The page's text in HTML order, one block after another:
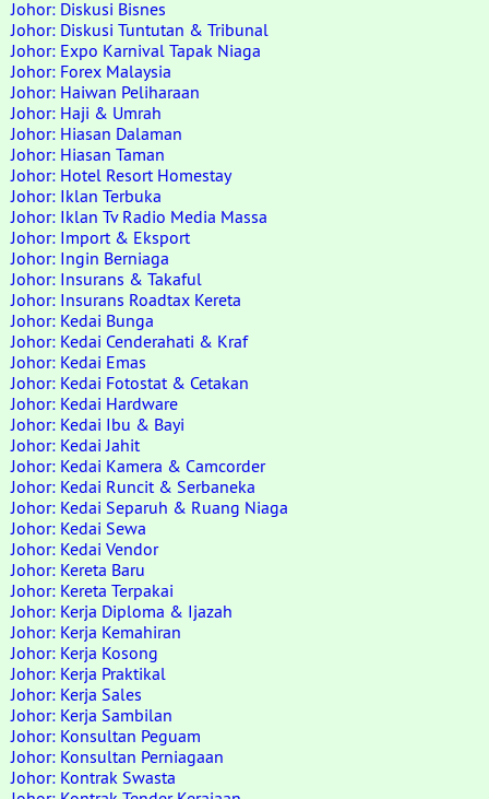
Johor: Diskusi Bisnes
Johor: Diskusi Tuntutan & Tribunal
Johor: Expo Karnival Tapak Niaga
Johor: Forex Malaysia
Johor: Haiwan Peliharaan
Johor: Haji & Umrah
Johor: Hiasan Dalaman
Johor: Hiasan Taman
Johor: Hotel Resort Homestay
Johor: Iklan Terbuka
Johor: Iklan Tv Radio Media Massa
Johor: Import & Eksport
Johor: Ingin Berniaga
Johor: Insurans & Takaful
Johor: Insurans Roadtax Kereta
Johor: Kedai Bunga
Johor: Kedai Cenderahati & Kraf
Johor: Kedai Emas
Johor: Kedai Fotostat & Cetakan
Johor: Kedai Hardware
Johor: Kedai Ibu & Bayi
Johor: Kedai Jahit
Johor: Kedai Kamera & Camcorder
Johor: Kedai Runcit & Serbaneka
Johor: Kedai Separuh & Ruang Niaga
Johor: Kedai Sewa
Johor: Kedai Vendor
Johor: Kereta Baru
Johor: Kereta Terpakai
Johor: Kerja Diploma & Ijazah
Johor: Kerja Kemahiran
Johor: Kerja Kosong
Johor: Kerja Praktikal
Johor: Kerja Sales
Johor: Kerja Sambilan
Johor: Konsultan Peguam
Johor: Konsultan Perniagaan
Johor: Kontrak Swasta